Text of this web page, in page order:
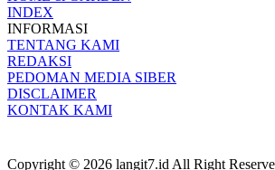
INDEX
INFORMASI
TENTANG KAMI
REDAKSI
PEDOMAN MEDIA SIBER
DISCLAIMER
KONTAK KAMI
Copyright © 2026 langit7.id All Right